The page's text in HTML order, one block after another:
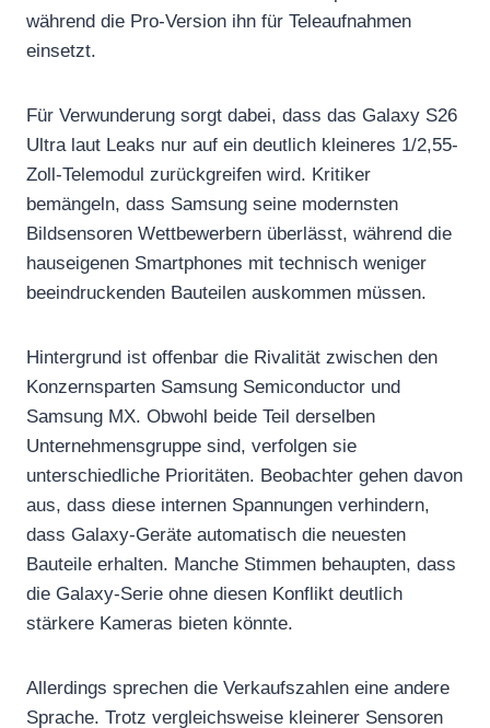
während die Pro-Version ihn für Teleaufnahmen
einsetzt.
Für Verwunderung sorgt dabei, dass das Galaxy S26
Ultra laut Leaks nur auf ein deutlich kleineres 1/2,55-
Zoll-Telemodul zurückgreifen wird. Kritiker
bemängeln, dass Samsung seine modernsten
Bildsensoren Wettbewerbern überlässt, während die
hauseigenen Smartphones mit technisch weniger
beeindruckenden Bauteilen auskommen müssen.
Hintergrund ist offenbar die Rivalität zwischen den
Konzernsparten Samsung Semiconductor und
Samsung MX. Obwohl beide Teil derselben
Unternehmensgruppe sind, verfolgen sie
unterschiedliche Prioritäten. Beobachter gehen davon
aus, dass diese internen Spannungen verhindern,
dass Galaxy-Geräte automatisch die neuesten
Bauteile erhalten. Manche Stimmen behaupten, dass
die Galaxy-Serie ohne diesen Konflikt deutlich
stärkere Kameras bieten könnte.
Allerdings sprechen die Verkaufszahlen eine andere
Sprache. Trotz vergleichsweise kleinerer Sensoren